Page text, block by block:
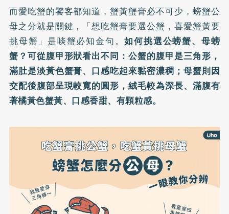
而愛吃蟹的饕客都知道，蟹黃蟹膏必不可少，螃蟹公
母之分就是關鍵，「想吃蟹膏要選公蟹，喜愛蟹黃要
挑母蟹」是啖蟹必知金句。如何挑選公螃蟹、母螃
蟹？可從腹甲形狀看出不同：公蟹的腹甲是三角形，
滿肚是淡黃色蟹膏、口感吃起來黏密濃稠；母蟹則因
交配後腹部呈現較寬的圓形，絨毛較為深長、滿腹有
著橘黃色蟹黃、口感香甜、有顆粒感。